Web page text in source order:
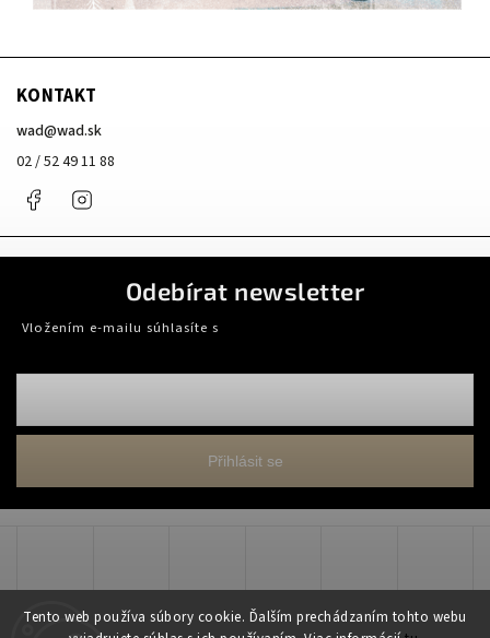
Tento web používa súbory cookie. Ďalším prechádzaním tohto webu
KONTAKT
wad@wad.sk
02 / 52 49 11 88
Facebook
Odebírat newsletter
Vložením e-mailu súhlasíte s
Přihlásit se